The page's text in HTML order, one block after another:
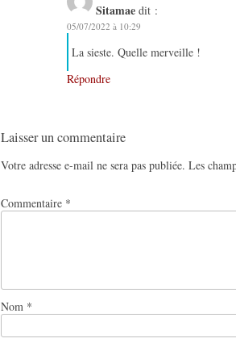
Sitamae dit :
05/07/2022 à 10:29
La sieste. Quelle merveille !
Répondre
Laisser un commentaire
Votre adresse e-mail ne sera pas publiée. Les
Commentaire *
Nom *